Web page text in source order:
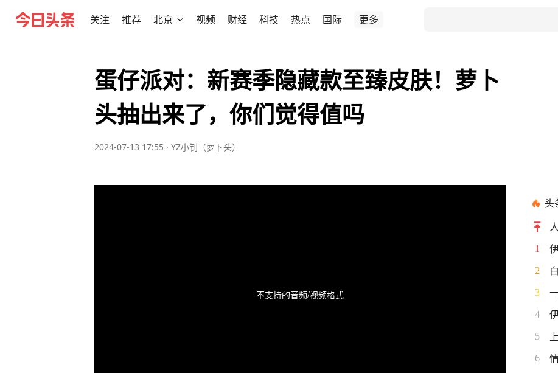
关注 推荐 北京 视频 财经 科技 热点 国际 更多
蛋仔派对：新赛季隐藏款至臻皮肤！萝卜
头抽出来了，你们觉得值吗
2024-07-13 17:55 · YZ小钊（萝卜头）
不支持的音频/视频格式
头
1
2
3
4
5
6